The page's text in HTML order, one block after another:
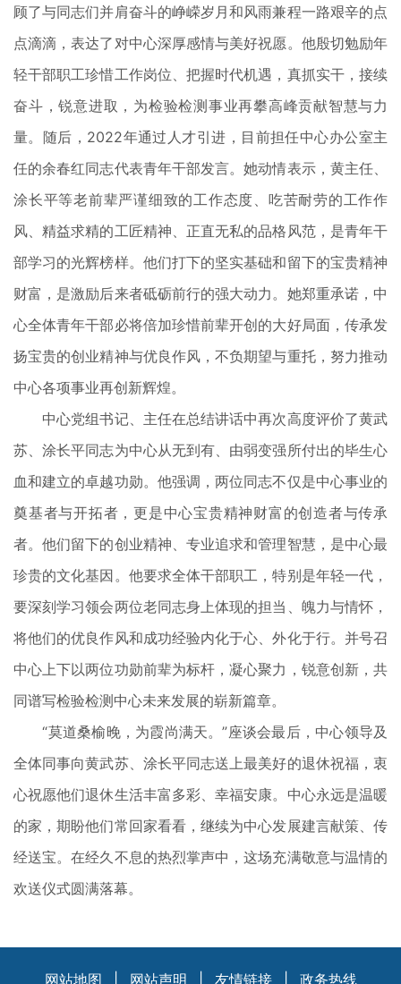
顾了与同志们并肩奋斗的峥嵘岁月和风雨兼程一路艰辛的点
点滴滴，表达了对中心深厚感情与美好祝愿。他殷切勉励年
轻干部职工珍惜工作岗位、把握时代机遇，真抓实干，接续
奋斗，锐意进取，为检验检测事业再攀高峰贡献智慧与力
量。随后，2022年通过人才引进，目前担任中心办公室主
任的余春红同志代表青年干部发言。她动情表示，黄主任、
涂长平等老前辈严谨细致的工作态度、吃苦耐劳的工作作
风、精益求精的工匠精神、正直无私的品格风范，是青年干
部学习的光辉榜样。他们打下的坚实基础和留下的宝贵精神
财富，是激励后来者砥砺前行的强大动力。她郑重承诺，中
心全体青年干部必将倍加珍惜前辈开创的大好局面，传承发
扬宝贵的创业精神与优良作风，不负期望与重托，努力推动
中心各项事业再创新辉煌。
中心党组书记、主任在总结讲话中再次高度评价了黄武
苏、涂长平同志为中心从无到有、由弱变强所付出的毕生心
血和建立的卓越功勋。他强调，两位同志不仅是中心事业的
奠基者与开拓者，更是中心宝贵精神财富的创造者与传承
者。他们留下的创业精神、专业追求和管理智慧，是中心最
珍贵的文化基因。他要求全体干部职工，特别是年轻一代，
要深刻学习领会两位老同志身上体现的担当、魄力与情怀，
将他们的优良作风和成功经验内化于心、外化于行。并号召
中心上下以两位功勋前辈为标杆，凝心聚力，锐意创新，共
同谱写检验检测中心未来发展的崭新篇章。
“莫道桑榆晚，为霞尚满天。”座谈会最后，中心领导及
全体同事向黄武苏、涂长平同志送上最美好的退休祝福，衷
心祝愿他们退休生活丰富多彩、幸福安康。中心永远是温暖
的家，期盼他们常回家看看，继续为中心发展建言献策、传
经送宝。在经久不息的热烈掌声中，这场充满敬意与温情的
欢送仪式圆满落幕。
网站地图 网站声明 友情链接 政务热线